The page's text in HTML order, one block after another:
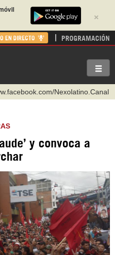
×
EN DIRECTO PROGRAMACIÓN
Nexolatino.Canal
nexo_latino
hispantvcanal
c/hispantv
como: hispan_tv
y convoca a